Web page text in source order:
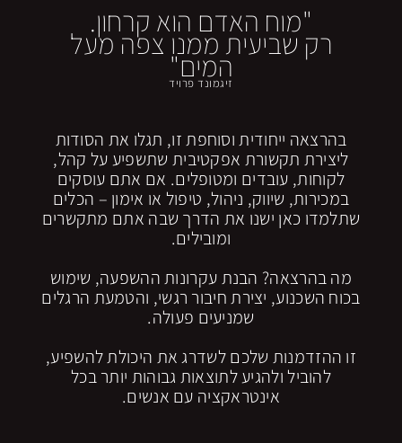
"מוח האדם הוא קרחון.
רק שביעית ממנו צפה מעל
המים"
זיגמונד פרויד
בהרצאה ייחודית וסוחפת זו, תגלו את הסודות
ליצירת תקשורת אפקטיבית שתשפיע על קהל,
לקוחות, עובדים ומטופלים. אם אתם עוסקים
במכירות, שיווק, ניהול, טיפול או אימון – הכלים
שתלמדו כאן ישנו את הדרך שבה אתם מתקשרים
ומובילים.
מה בהרצאה? הבנת עקרונות ההשפעה, שימוש
בכוח השכנוע, יצירת חיבור רגשי, והטמעת הרגלים
שמניעים פעולה.
זו ההזדמנות שלכם לשדרג את היכולת להשפיע,
להוביל ולהגיע לתוצאות גבוהות יותר בכל
אינטראקציה עם אנשים.